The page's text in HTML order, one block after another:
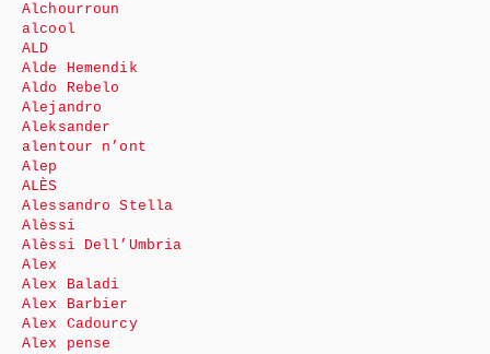
Alchourroun
alcool
ALD
Alde Hemendik
Aldo Rebelo
Alejandro
Aleksander
alentour n’ont
Alep
ALÈS
Alessandro Stella
Alèssi
Alèssi Dell’Umbria
Alex
Alex Baladi
Alex Barbier
Alex Cadourcy
Alex pense